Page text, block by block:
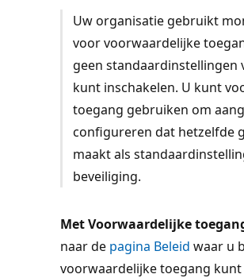
Uw organisatie gebruikt
voor voorwaardelijke
geen standaardinstellingen
kunt inschakelen. U kunt
toegang gebruiken om
configureren dat hetzelfde
maakt als
beveiliging.
Met Voorwaardelijke
naar de pagina Beleid waar u
voorwaardelijke toegang